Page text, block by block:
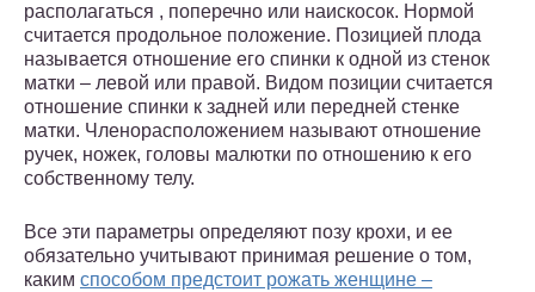
располагаться , поперечно или наискосок. Нормой
считается продольное положение. Позицией плода
называется отношение его спинки к одной из стенок
матки – левой или правой. Видом позиции считается
отношение спинки к задней или передней стенке
матки. Членорасположением называют отношение
ручек, ножек, головы малютки по отношению к его
собственному телу.
Все эти параметры определяют позу крохи, и ее
обязательно учитывают принимая решение о том,
каким способом предстоит рожать женщине –